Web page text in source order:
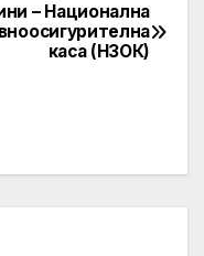
– Национална
каса (НЗОК)